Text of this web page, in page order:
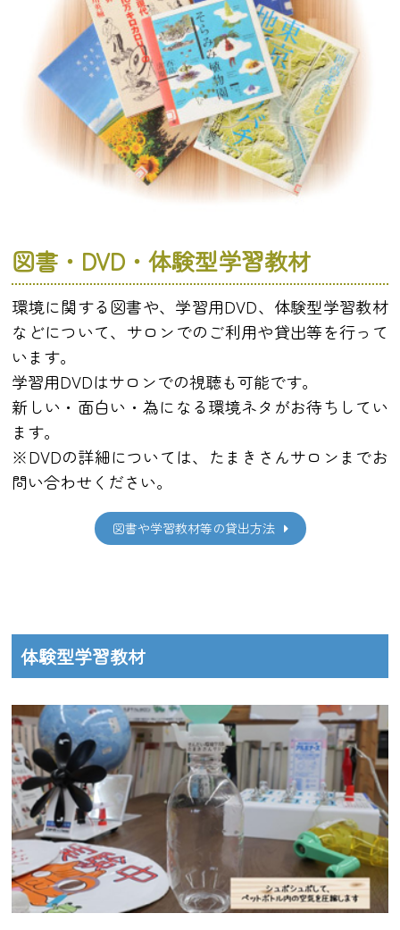
図書・DVD・体験型学習教材
環境に関する図書や、学習用DVD、体験型学習教材
などについて、サロンでのご利用や貸出等を行って
います。
学習用DVDはサロンでの視聴も可能です。
新しい・面白い・為になる環境ネタがお待ちしてい
ます。
※DVDの詳細については、たまきさんサロンまでお
問い合わせください。
図書や学習教材等の貸出方法
体験型学習教材